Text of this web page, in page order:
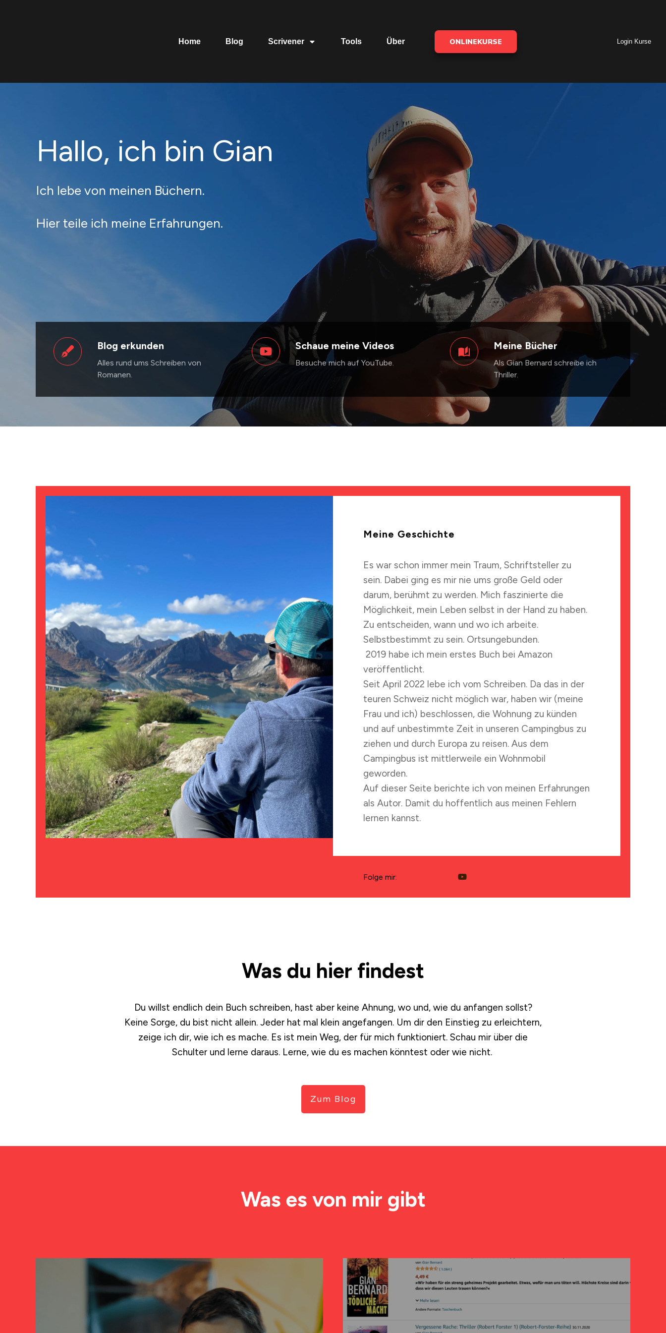
Home Blog Scrivener Tools Über ONLINEKURSE Login Kurse
Hallo, ich bin Gian
Ich lebe von meinen Büchern.
Hier teile ich meine Erfahrungen.
Blog erkunden
Alles rund ums Schreiben von
Romanen.
Schaue meine Videos
Besuche mich auf YouTube.
Meine Bücher
Als Gian Bernard schreibe ich
Thriller.
Meine Geschichte
Es war schon immer mein Traum, Schriftsteller zu
sein. Dabei ging es mir nie ums große Geld oder
darum, berühmt zu werden. Mich faszinierte die
Möglichkeit, mein Leben selbst in der Hand zu haben.
Zu entscheiden, wann und wo ich arbeite.
Selbstbestimmt zu sein. Ortsungebunden.
2019 habe ich mein erstes Buch bei Amazon
veröffentlicht.
Seit April 2022 lebe ich vom Schreiben. Da das in der
teuren Schweiz nicht möglich war, haben wir (meine
Frau und ich) beschlossen, die Wohnung zu künden
und auf unbestimmte Zeit in unseren Campingbus zu
ziehen und durch Europa zu reisen. Aus dem
Campingbus ist mittlerweile ein Wohnmobil
geworden.
Auf dieser Seite berichte ich von meinen Erfahrungen
als Autor. Damit du hoffentlich aus meinen Fehlern
lernen kannst.
Folge mir:
Was du hier findest
Du willst endlich dein Buch schreiben, hast aber keine Ahnung, wo und, wie du anfangen sollst?
Keine Sorge, du bist nicht allein. Jeder hat mal klein angefangen. Um dir den Einstieg zu erleichtern,
zeige ich dir, wie ich es mache. Es ist mein Weg, der für mich funktioniert. Schau mir über die
Schulter und lerne daraus. Lerne, wie du es machen könntest oder wie nicht.
Zum Blog
Was es von mir gibt